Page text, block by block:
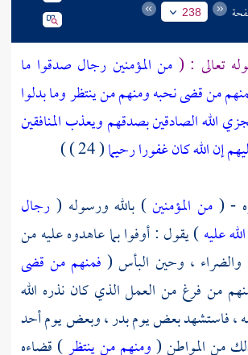
238
تعالى : ( من المؤمنين رجال صدقوا ما
من قضى نحبه ومنهم من ينتظر وما بدلوا
الله الصادقين بصدقهم ويعذب المنافقين
إن الله كان غفورا رحيما( 24 ) )
- ( من المؤمنين) بالله ورسوله ( رجال
عليه) يقول : أوفوا بما عاهدوه عليه من
والضراء ، وحين البأس ( فمنهم من قضى
من فرغ من العمل الذي كان نذره الله
، فاستشهد بعض يومبدر ،وبعض يومأحد
من المواطن (ومنهم من ينتظر) قضاءه